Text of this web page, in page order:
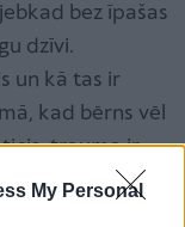
My Personal
bez īpašas
dzīvi.
un kā tas ir
kad bērns vēl
trauma ir
ķermenī.
vecumposmā,